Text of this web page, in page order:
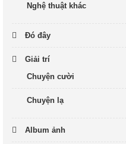
Nghệ thuật khác
Đó đây
Giải trí
Chuyện cười
Chuyện lạ
Album ảnh